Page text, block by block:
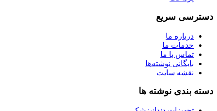
دسترسی سریع
درباره ما
خدمات ما
تماس با ما
بایگانی نوشته‌ها
نقشه سایت
دسته بندی نوشته ها